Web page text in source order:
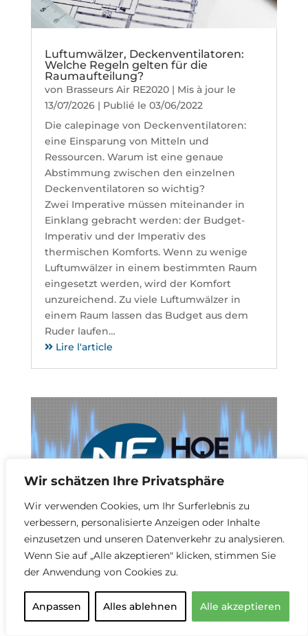
Wir schätzen Ihre Privatsphäre
Wir verwenden Cookies, um Ihr Surferlebnis zu
verbessern, personalisierte Anzeigen oder Inhalte
einzusetzen und unseren Datenverkehr zu analysieren.
Wenn Sie auf „Alle akzeptieren" klicken, stimmen Sie
der Anwendung von Cookies zu.
Anpassen Alles ablehnen Alle akzeptieren
Luftumwälzer, Deckenventilatoren:
Welche Regeln gelten für die
Raumaufteilung?
von Brasseurs Air RE2020| Mis à jour le
13/07/2026 | Publié le 03/06/2022
Die calepinage von Deckenventilatoren:
eine Einsparung von Mitteln und
Ressourcen. Warum ist eine genaue
Abstimmung zwischen den einzelnen
Deckenventilatoren so wichtig?
Zwei Imperative müssen miteinander in
Einklang gebracht werden: der Budget-
Imperativ und der Imperativ des
thermischen Komforts. Wenn zu wenige
Luftumwälzer in einem bestimmten Raum
eingesetzt werden, wird der Komfort
unzureichend. Zu viele Luftumwälzer in
einem Raum lassen das Budget aus dem
Ruder laufen…
Lire l'article
Akustik von Deckenventilatoren:
Zoom auf das Label NF Habitat HQE
vonBrasseurs Air RE2020|Mis à jour le
13/07/2026 | Publié le 09/03/2022
Die Aufnahme des Deckenventilators in die
RE2020 veranlasste mehrere
Wohnungsbauunternehmen, uns nach den